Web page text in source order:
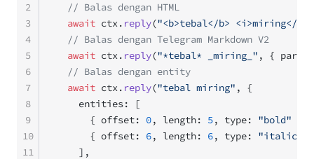
  // Balas dengan HTML
  await
ctx. reply("<b>tebal</b> <i>miring</i>"
  // Balas dengan Telegram Markdown V2
  await
ctx. reply("*tebal* _miring_" , {
  // Balas dengan entity
  await
ctx. reply("tebal miring" , {
    entities: [
      { offset:
0, length: 5, type: "bold"
      { offset:
6, length: 6, type: "italic"
    ],
2
3
4
5
6
7
8
9
10
11